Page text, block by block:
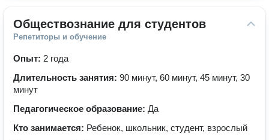
Обществознание для студентов
Репетиторы и обучение
Опыт: 2 года
Длительность занятия: 90 минут, 60 минут, 45 минут, 30
минут
Педагогическое образование: Да
Кто занимается: Ребенок, школьник, студент, взрослый